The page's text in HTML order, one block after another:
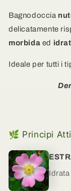
NUTRIENTE
-
e
-
Bagnodoccia
delicatamente
morbida ed
Ideale per tutti i
🌿 Principi